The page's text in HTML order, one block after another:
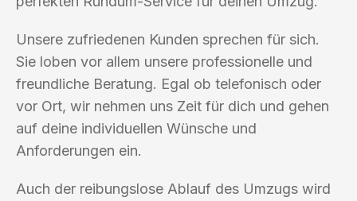
Unsere zufriedenen Kunden sprechen für sich.
Sie loben vor allem unsere professionelle und
freundliche Beratung. Egal ob telefonisch oder
vor Ort, wir nehmen uns Zeit für dich und gehen
auf deine individuellen Wünsche und
Anforderungen ein.
Auch der reibungslose Ablauf des Umzugs wird